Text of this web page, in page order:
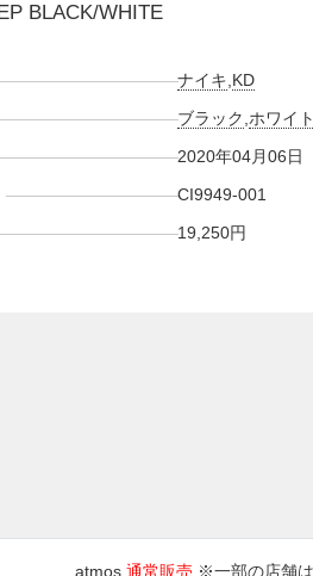
BLACK/WHITE
ナイキ KD
ブラック ホワイト
2020年04月06日
CI9949-001
19,250円
atmos 通常販売 ※一部の店舗